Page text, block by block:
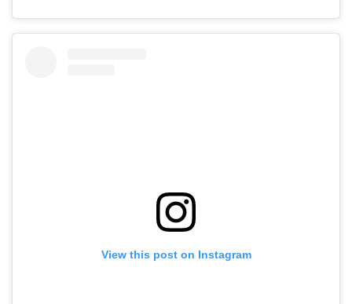
View this post on Instagram